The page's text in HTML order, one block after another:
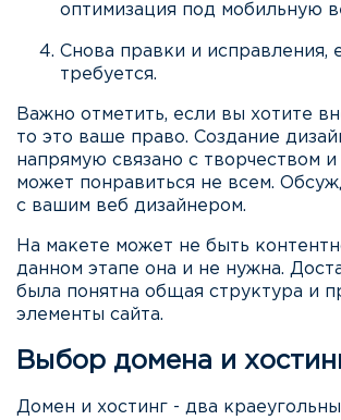
оптимизация под мобильную
Снова правки и исправления,
требуется.
Важно отметить, если вы хотите
то это ваше право. Создание
напрямую связано с творчеством и
может понравиться не всем.
с вашим веб дизайнером.
На макете может не быть
данном этапе она и не нужна.
была понятна общая структура и
элементы сайта.
Выбор домена и
Домен и хостинг - два